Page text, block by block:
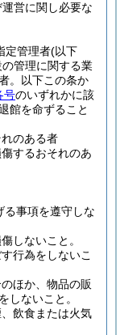
営に関し必要な
定管理者(以下
管理に関する業
。以下この条か
号のいずれかに該
館を命ずること
のある者
するおそれのあ
る事項を遵守しな
しないこと。
行為をしないこ
ほか、物品の販
しないこと。
飲食または火気